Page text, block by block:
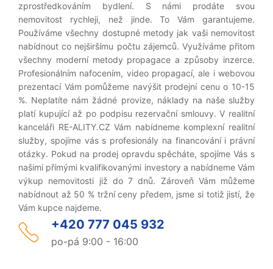
+420 777 045 932
po-pá 9:00 - 16:00
zprostředkováním bydlení. S námi prodáte svou
nemovitost rychleji, než jinde. To Vám garantujeme.
Používáme všechny dostupné metody jak vaši nemovitost
nabídnout co nejširšímu počtu zájemců. Využíváme přitom
všechny moderní metody propagace a způsoby inzerce.
Profesionálním nafocením, video propagací, ale i webovou
prezentací Vám pomůžeme navýšit prodejní cenu o 10-15
%. Neplatíte nám žádné provize, náklady na naše služby
platí kupující až po podpisu rezervační smlouvy. V realitní
kanceláři RE-ALITY.CZ Vám nabídneme komplexní realitní
služby, spojíme vás s profesionály na financování i právní
otázky. Pokud na prodej opravdu spěcháte, spojíme Vás s
našimi přímými kvalifikovanými investory a nabídneme Vám
výkup nemovitosti již do 7 dnů. Zároveň Vám můžeme
nabídnout až 50 % tržní ceny předem, jsme si totiž jistí, že
Vám kupce najdeme.